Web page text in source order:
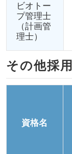
ビオトー
プ管理士
（計画管
理士）
その他採
資格名